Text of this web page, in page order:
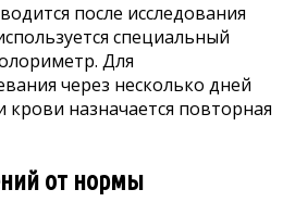
после исследования
специальный
Для
через несколько дней
крови назначается повторная
от нормы